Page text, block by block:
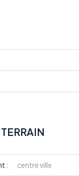
: centre ville